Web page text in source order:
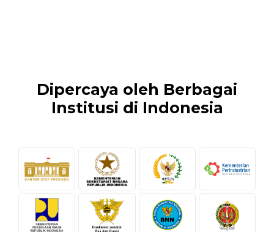
Dipercaya oleh Berbagai
Institusi di Indonesia